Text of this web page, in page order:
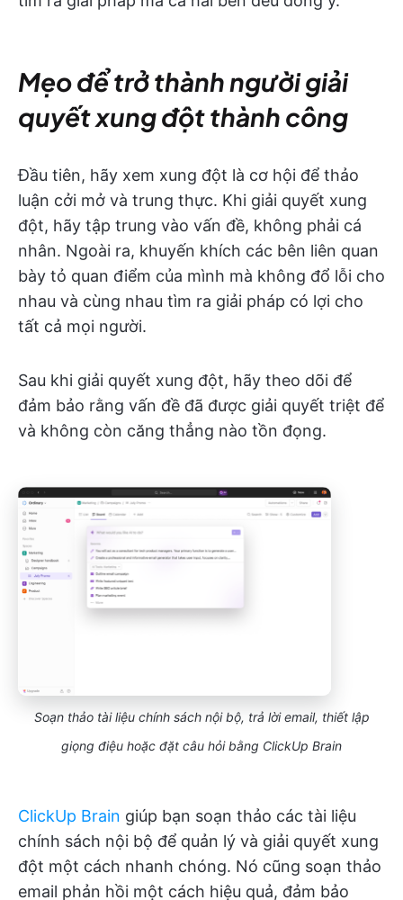
Mẹo để trở thành người giải
quyết xung đột thành công
Đầu tiên, hãy xem xung đột là cơ hội để thảo
luận cởi mở và trung thực. Khi giải quyết xung
đột, hãy tập trung vào vấn đề, không phải cá
nhân. Ngoài ra, khuyến khích các bên liên quan
bày tỏ quan điểm của mình mà không đổ lỗi cho
nhau và cùng nhau tìm ra giải pháp có lợi cho
tất cả mọi người.
Sau khi giải quyết xung đột, hãy theo dõi để
đảm bảo rằng vấn đề đã được giải quyết triệt để
và không còn căng thẳng nào tồn đọng.
Soạn thảo tài liệu chính sách nội bộ, trả lời email, thiết lập
giọng điệu hoặc đặt câu hỏi bằng ClickUp Brain
ClickUp Brain giúp bạn soạn thảo các tài liệu
chính sách nội bộ để quản lý và giải quyết xung
đột một cách nhanh chóng. Nó cũng soạn thảo
email phản hồi một cách hiệu quả, đảm bảo